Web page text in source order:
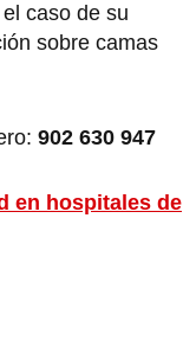
caso de su
sobre camas
902 630 947
en hospitales de